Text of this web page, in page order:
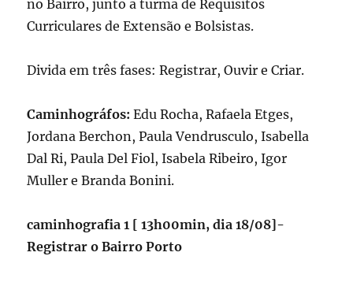
no Bairro, junto a turma de Requisitos
Curriculares de Extensão e Bolsistas.
Divida em três fases: Registrar, Ouvir e Criar.
Caminhográfos:Edu Rocha, Rafaela Etges,
Jordana Berchon, Paula Vendrusculo, Isabella
Dal Ri, Paula Del Fiol, Isabela Ribeiro, Igor
Muller e Branda Bonini.
caminhografia 1 [13h00min, dia 18/08]-
Registrar o Bairro Porto